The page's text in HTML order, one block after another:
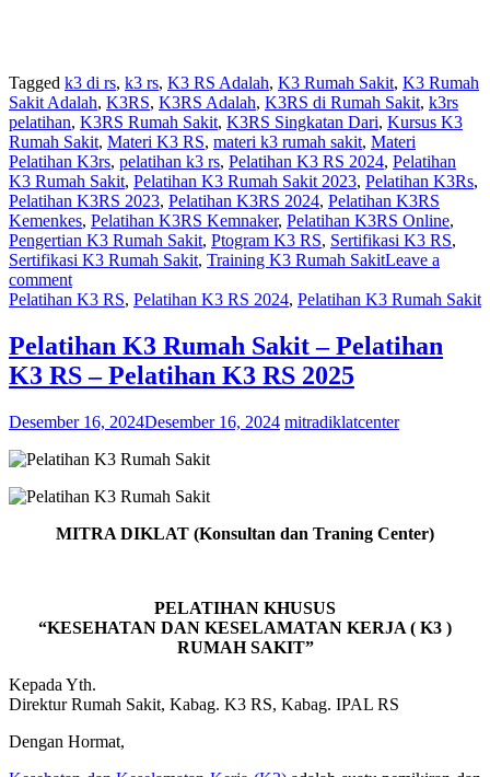
Tagged k3 di rs, k3 rs, K3 RS Adalah, K3 Rumah Sakit, K3 Rumah
Sakit Adalah, K3RS, K3RS Adalah, K3RS di Rumah Sakit, k3rs
pelatihan, K3RS Rumah Sakit, K3RS Singkatan Dari, Kursus K3
Rumah Sakit, Materi K3 RS, materi k3 rumah sakit, Materi
Pelatihan K3rs, pelatihan k3 rs, Pelatihan K3 RS 2024, Pelatihan
K3 Rumah Sakit, Pelatihan K3 Rumah Sakit 2023, Pelatihan K3Rs,
Pelatihan K3RS 2023, Pelatihan K3RS 2024, Pelatihan K3RS
Kemenkes, Pelatihan K3RS Kemnaker, Pelatihan K3RS Online,
Pengertian K3 Rumah Sakit, Ptogram K3 RS, Sertifikasi K3 RS,
Sertifikasi K3 Rumah Sakit, Training K3 Rumah SakitLeave a
comment
Pelatihan K3 RS, Pelatihan K3 RS 2024, Pelatihan K3 Rumah Sakit
Pelatihan K3 Rumah Sakit – Pelatihan
K3 RS – Pelatihan K3 RS 2025
Desember 16, 2024Desember 16, 2024 mitradiklatcenter
MITRA DIKLAT (Konsultan dan Traning Center)
PELATIHAN KHUSUS
“KESEHATAN DAN KESELAMATAN KERJA ( K3 )
RUMAH SAKIT”
Kepada Yth.
Direktur Rumah Sakit, Kabag. K3 RS, Kabag. IPAL RS
Dengan Hormat,